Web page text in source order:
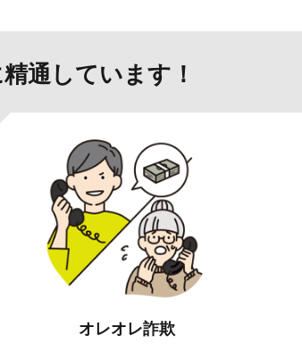
通しています！
オレオレ詐欺